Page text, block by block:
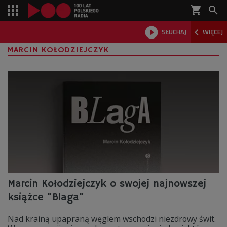
shopping_cart 
 SŁUCHAJ  WIĘCEJ

MARCIN KOŁODZIEJCZYK
Marcin Kołodziejczyk o swojej najnowszej
książce "Blaga"
Nad krainą upapraną węglem wschodzi niezdrowy świt.